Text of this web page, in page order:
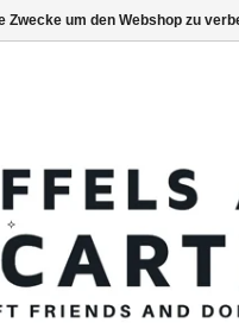
um den Webshop zu